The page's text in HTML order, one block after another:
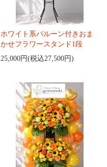
ホワイト系バルーン付きおま
かせフラワースタンド1段
25,000円(税込27,500円)